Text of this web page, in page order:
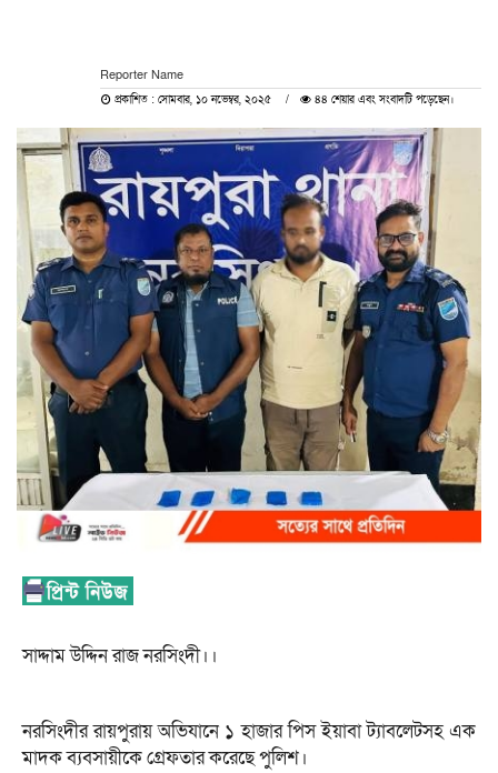
Reporter Name
প্রকাশিত : সোমবার, ১০ নভেম্বর, ২০২৫ ৪৪ শেয়ার এবং সংবাদটি পড়েছেন।
সাদ্দাম উদ্দিন রাজ নরসিংদী।।
নরসিংদীর রায়পুরায় অভিযানে ১ হাজার পিস ইয়াবা ট্যাবলেটসহ এক
মাদক ব্যবসায়ীকে গ্রেফতার করেছে পুলিশ।